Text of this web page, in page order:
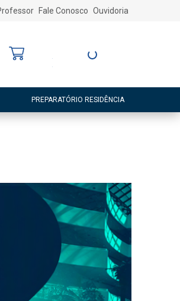
Fale Conosco Ouvidoria
Entre ou Cadastre-
PREPARATÓRIO RESIDÊNCIA